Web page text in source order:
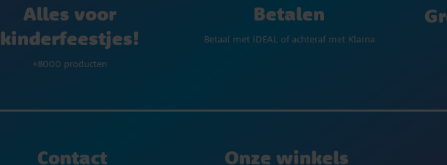
Alles voor
kinderfeestjes!
+8000 producten
Betalen
Betaal met iDEAL of achteraf met Klarna
Contact Onze winkels